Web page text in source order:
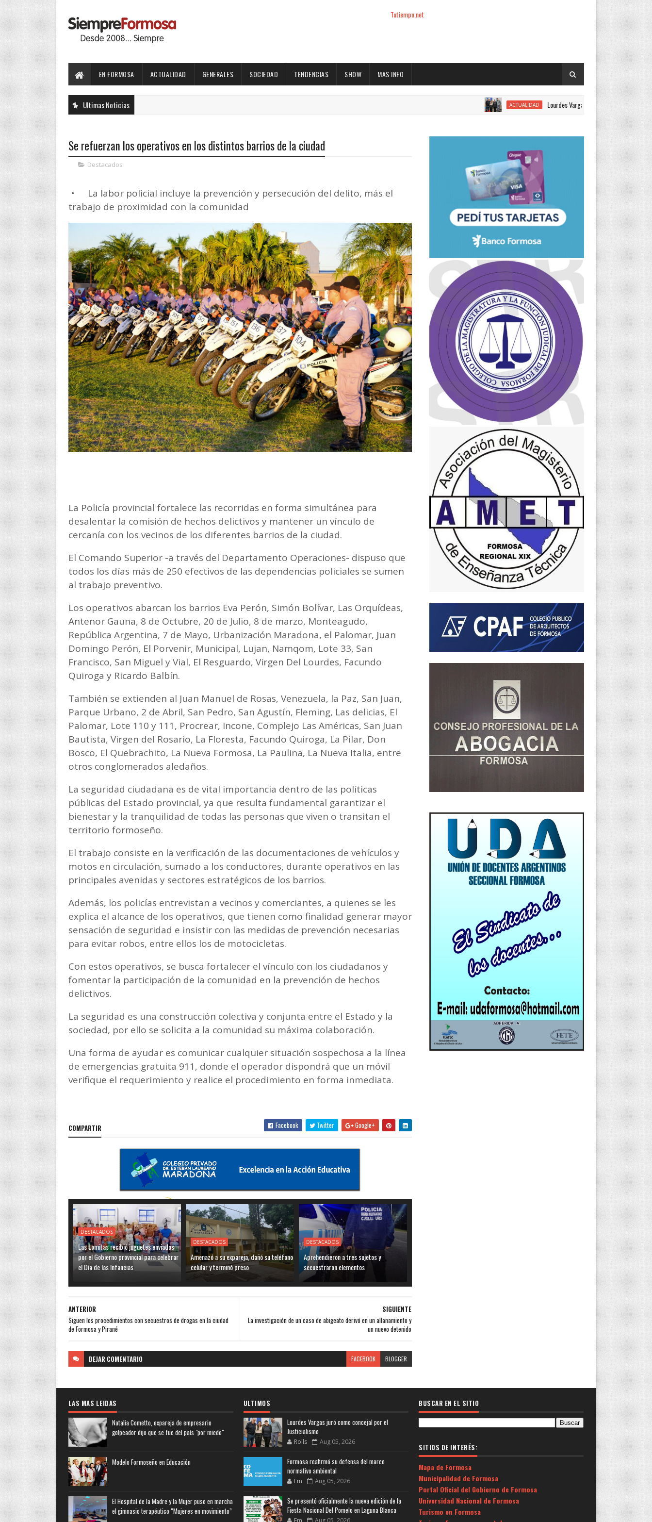
Tutiempo.net
EN FORMOSA ACTUALIDAD GENERALES SOCIEDAD TENDENCIAS SHOW MAS INFO
Ultimas Noticias ACTUALIDAD Lourdes Vargas juró como concejal por el
Se refuerzan los operativos en los distintos barrios de la ciudad
Destacados
•
La labor policial incluye la prevención y persecución del delito, más el
trabajo de proximidad con la comunidad
La Policía provincial fortalece las recorridas en forma simultánea para
desalentar la comisión de hechos delictivos y mantener un vínculo de
cercanía con los vecinos de los diferentes barrios de la ciudad.
El Comando Superior -a través del Departamento Operaciones- dispuso que
todos los días más de 250 efectivos de las dependencias policiales se sumen
al trabajo preventivo.
Los operativos abarcan los barrios Eva Perón, Simón Bolívar, Las Orquídeas,
Antenor Gauna, 8 de Octubre, 20 de Julio, 8 de marzo, Monteagudo,
República Argentina, 7 de Mayo, Urbanización Maradona, el Palomar, Juan
Domingo Perón, El Porvenir, Municipal, Lujan, Namqom, Lote 33, San
Francisco, San Miguel y Vial, El Resguardo, Virgen Del Lourdes, Facundo
Quiroga y Ricardo Balbín.
También se extienden al Juan Manuel de Rosas, Venezuela, la Paz, San Juan,
Parque Urbano, 2 de Abril, San Pedro, San Agustín, Fleming, Las delicias, El
Palomar, Lote 110 y 111, Procrear, Incone, Complejo Las Américas, San Juan
Bautista, Virgen del Rosario, La Floresta, Facundo Quiroga, La Pilar, Don
Bosco, El Quebrachito, La Nueva Formosa, La Paulina, La Nueva Italia, entre
otros conglomerados aledaños.
La seguridad ciudadana es de vital importancia dentro de las políticas
públicas del Estado provincial, ya que resulta fundamental garantizar el
bienestar y la tranquilidad de todas las personas que viven o transitan el
territorio formoseño.
El trabajo consiste en la verificación de las documentaciones de vehículos y
motos en circulación, sumado a los conductores, durante operativos en las
principales avenidas y sectores estratégicos de los barrios.
Además, los policías entrevistan a vecinos y comerciantes, a quienes se les
explica el alcance de los operativos, que tienen como finalidad generar mayor
sensación de seguridad e insistir con las medidas de prevención necesarias
para evitar robos, entre ellos los de motocicletas.
Con estos operativos, se busca fortalecer el vínculo con los ciudadanos y
fomentar la participación de la comunidad en la prevención de hechos
delictivos.
La seguridad es una construcción colectiva y conjunta entre el Estado y la
sociedad, por ello se solicita a la comunidad su máxima colaboración.
Una forma de ayudar es comunicar cualquier situación sospechosa a la línea
de emergencias gratuita 911, donde el operador dispondrá que un móvil
verifique el requerimiento y realice el procedimiento en forma inmediata.
COMPARTIR Facebook Twitter Google+
DESTACADOS
Las Lomitas recibió juguetes enviados
por el Gobierno provincial para celebrar
el Día de las Infancias
DESTACADOS
Amenazó a su expareja, dañó su teléfono
celular y terminó preso
DESTACADOS
Aprehendieron a tres sujetos y
secuestraron elementos
SIGUIENTE
La investigación de un caso de abigeato derivó en un allanamiento y
un nuevo detenido
ANTERIOR
Siguen los procedimientos con secuestros de drogas en la ciudad
de Formosa y Pirané
DEJAR COMENTARIO FACEBOOK BLOGGER
LAS MAS LEIDAS
Natalia Cometto, expareja de empresario
golpeador dijo que se fue del país "por miedo"
Modelo Formoseño en Educación
El Hospital de la Madre y la Mujer puso en marcha
el gimnasio terapéutico “Mujeres en movimiento”
ULTIMOS
Lourdes Vargas juró como concejal por el
Justicialismo
Rolls Aug 05, 2026
Formosa reafirmó su defensa del marco
normativo ambiental
Fm Aug 05, 2026
Se presentó oficialmente la nueva edición de la
Fiesta Nacional Del Pomelo en Laguna Blanca
Fm Aug 05, 2026
BUSCAR EN EL SITIO
SITIOS DE INTERÉS:
Mapa de Formosa
Municipalidad de Formosa
Portal Oficial del Gobierno de Formosa
Universidad Nacional de Formosa
Turismo en Formosa